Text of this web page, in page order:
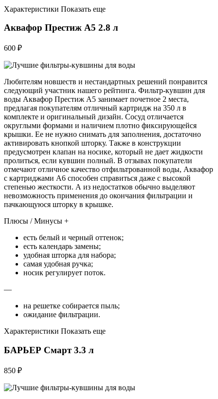
Характеристики Показать еще
Аквафор Престиж А5 2.8 л
600 ₽
Любителям новшеств и нестандартных решений понравится
следующий участник нашего рейтинга. Фильтр-кувшин для
воды Аквафор Престиж А5 занимает почетное 2 места,
предлагая покупателям отличный картридж на 350 л в
комплекте и оригинальный дизайн. Сосуд отличается
округлыми формами и наличием плотно фиксирующейся
крышки. Ее не нужно снимать для заполнения, достаточно
активировать кнопкой шторку. Также в конструкции
предусмотрен клапан на носике, который не дает жидкости
пролиться, если кувшин полный. В отзывах покупатели
отмечают отличное качество отфильтрованной воды, Аквафор
с картриджами А6 способен справиться даже с высокой
степенью жесткости. А из недостатков обычно выделяют
невозможность применения до окончания фильтрации и
пачкающуюся шторку в крышке.
Плюсы / Минусы +
есть белый и черный оттенок;
есть календарь замены;
удобная шторка для набора;
самая удобная ручка;
носик регулирует поток.
—
на решетке собирается пыль;
ожидание фильтрации.
Характеристики Показать еще
БАРЬЕР Смарт 3.3 л
850 ₽